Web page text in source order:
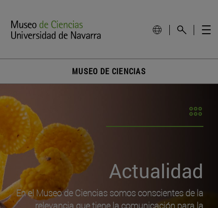
MUSEO DE CIENCIAS
Actualidad
En el Museo de Ciencias somos conscientes de la
relevancia que tiene la comunicación para la